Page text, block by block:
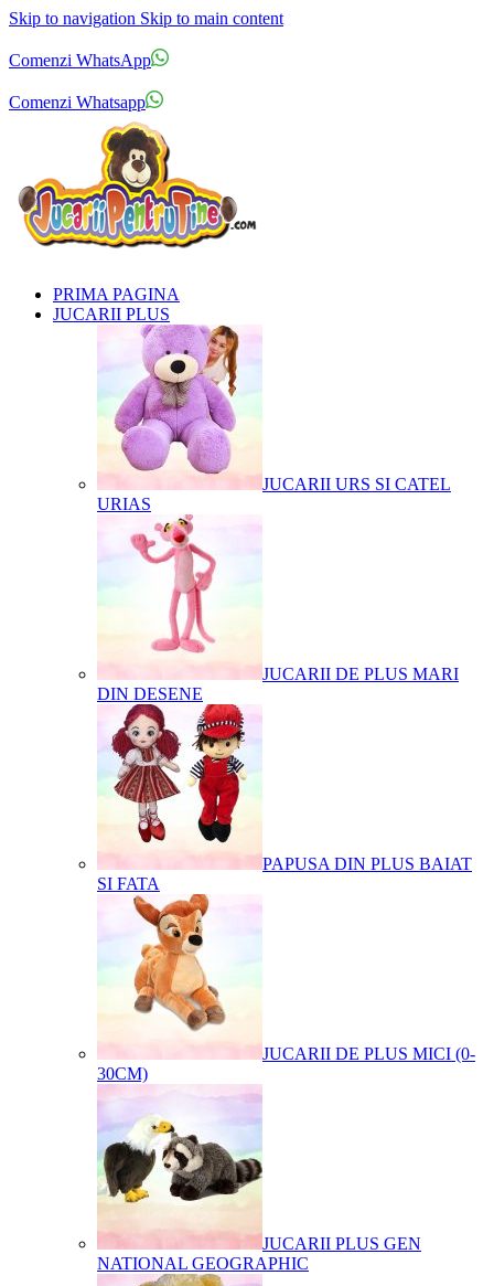
Skip to navigation Skip to main content
Comenzi WhatsApp
Comenzi Whatsapp
PRIMA PAGINA
JUCARII PLUS
JUCARII URS SI CATEL
URIAS
JUCARII DE PLUS MARI
DIN DESENE
PAPUSA DIN PLUS BAIAT
SI FATA
JUCARII DE PLUS MICI (0-
30CM)
JUCARII PLUS GEN
NATIONAL GEOGRAPHIC